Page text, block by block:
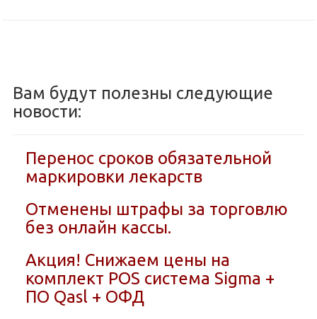
Вам будут полезны следующие
новости:
Перенос сроков обязательной
маркировки лекарств
Отменены штрафы за торговлю
без онлайн кассы.
Акция! Снижаем цены на
комплект POS система Sigma +
ПО Qasl + ОФД